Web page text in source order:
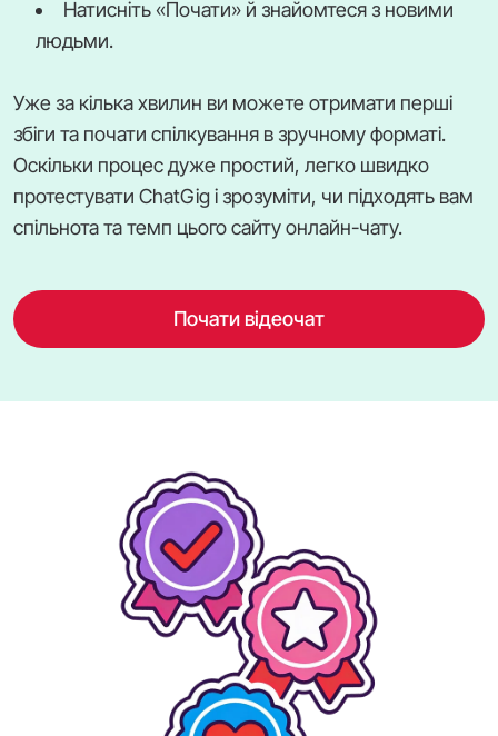
Натисніть «Почати» й знайомтеся з новими
людьми.
Уже за кілька хвилин ви можете отримати перші
збіги та почати спілкування в зручному форматі.
Оскільки процес дуже простий, легко швидко
протестувати ChatGig і зрозуміти, чи підходять вам
спільнота та темп цього сайту онлайн-чату.
Почати відеочат